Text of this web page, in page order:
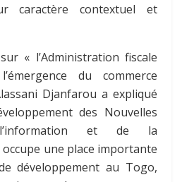
caractère contextuel et
« l’Administration fiscale
du commerce
Djanfarou a expliqué
des Nouvelles
et de la
une place importante
développement au Togo,